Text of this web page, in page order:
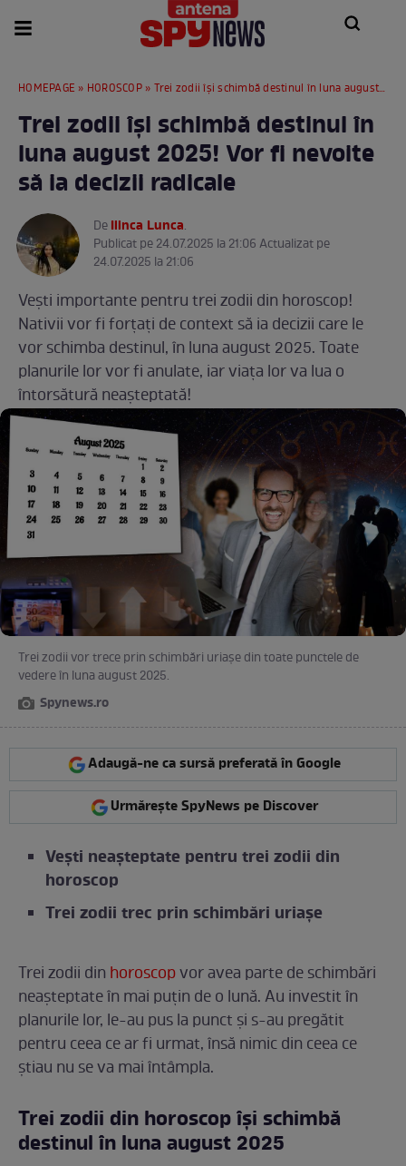
HOMEPAGE » HOROSCOP » Trei zodii își schimbă destinul în luna august 2025! Vor fi nevoite să ia decizii radicale
Trei zodii își schimbă destinul în
luna august 2025! Vor fi nevoite
să ia decizii radicale
DeIlinca Lunca.
Publicat pe 24.07.2025 la 21:06 Actualizat pe
24.07.2025 la 21:06
Vești importante pentru trei zodii din horoscop!
Nativii vor fi forțați de context să ia decizii care le
vor schimba destinul, în luna august 2025. Toate
planurile lor vor fi anulate, iar viața lor va lua o
întorsătură neașteptată!
Trei zodii vor trece prin schimbări uriașe din toate punctele de
vedere în luna august 2025.
Spynews.ro
Adaugă-ne ca sursă preferată în Google
Urmărește SpyNews pe Discover
Vești neașteptate pentru trei zodii din
horoscop
Trei zodii trec prin schimbări uriașe
Trei zodii din horoscopvor avea parte de schimbări
neașteptate în mai puțin de o lună. Au investit în
planurile lor, le-au pus la punct și s-au pregătit
pentru ceea ce ar fi urmat, însă nimic din ceea ce
știau nu se va mai întâmpla.
Trei zodii din horoscop își schimbă
destinul în luna august 2025